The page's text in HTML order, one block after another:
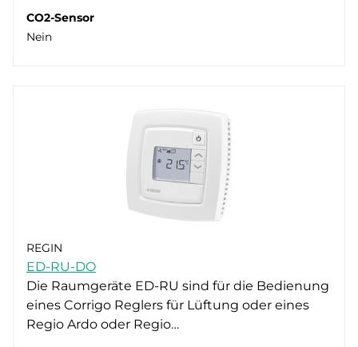
CO2-Sensor
Nein
REGIN
ED-RU-DO
Die Raumgeräte ED-RU sind für die Bedienung
eines Corrigo Reglers für Lüftung oder eines
Regio Ardo oder Regio…